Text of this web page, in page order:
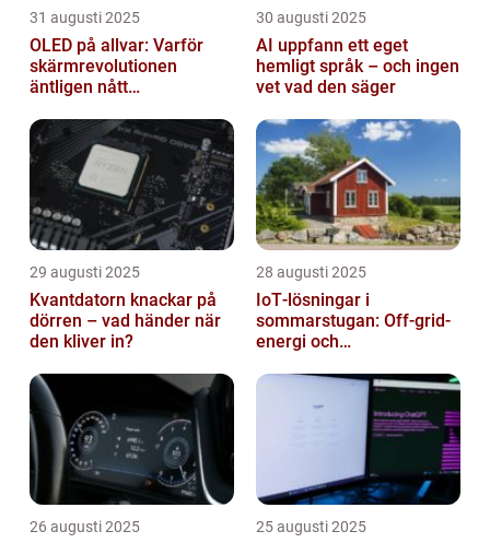
31 augusti 2025
OLED på allvar: Varför
skärmrevolutionen
äntligen nått
30 augusti 2025
AI uppfann ett eget
hemligt språk – och ingen
vet vad den säger
29 augusti 2025
Kvantdatorn knackar på
dörren – vad händer när
den kliver in?
28 augusti 2025
IoT‑lösningar i
sommarstugan: Off‑grid-
energi och
26 augusti 2025 25 augusti 2025